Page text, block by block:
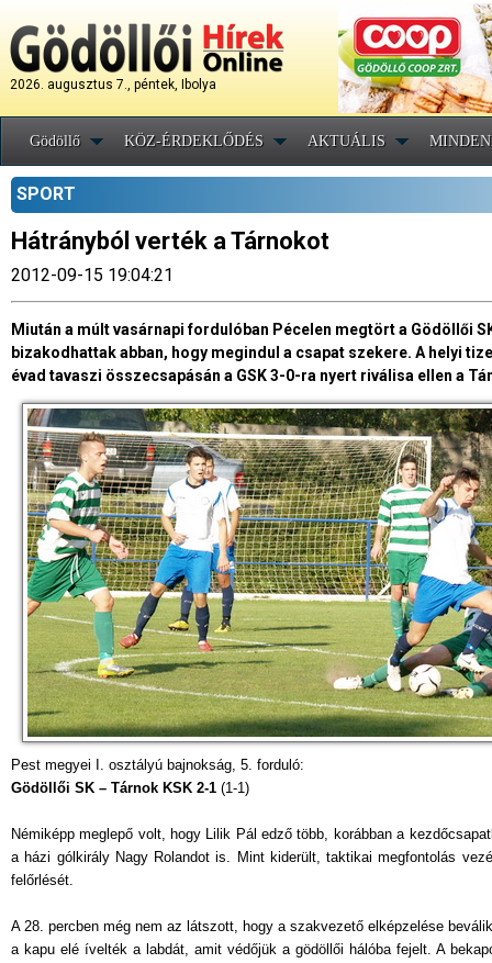
2026. augusztus 7., péntek, Ibolya
Gödöllő KÖZ-ÉRDEKLŐDÉS AKTUÁLIS
SPORT
Hátrányból verték a Tárnokot
2012-09-15 19:04:21
Miután a múlt vasárnapi fordulóban Pécelen megtört a Gödöllői
bizakodhattak abban, hogy megindul a csapat szekere. A helyi
évad tavaszi összecsapásán a GSK 3-0-ra nyert riválisa ellen a
Pest megyei I. osztályú bajnokság, 5. forduló:
Gödöllői SK – Tárnok KSK 2-1 (1-1)
Némiképp meglepő volt, hogy Lilik Pál edző több, korábban a
a házi gólkirály Nagy Rolandot is. Mint kiderült, taktikai megfontolás
felőrlését.
A 28. percben még nem az látszott, hogy a szakvezető elképzelése
a kapu elé ívelték a labdát, amit védőjük a gödöllői hálóba fejelt. A